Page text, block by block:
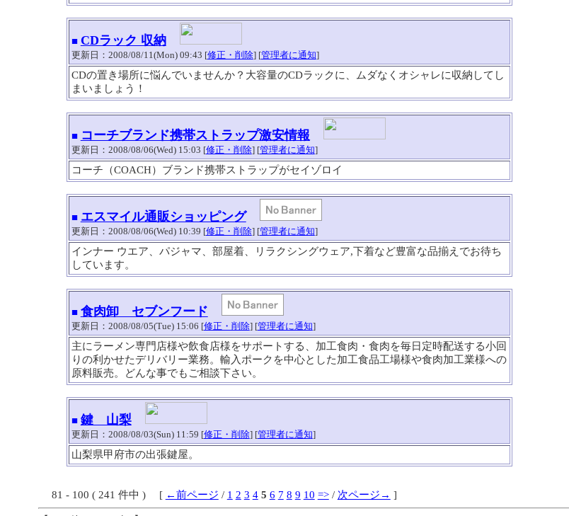
■ CDラック 収納
更新日：2008/08/11(Mon) 09:43 [修正・削除] [管理者に通知]
CDの置き場所に悩んでいませんか？大容量のCDラックに、ムダなくオシャレに収納してし
まいましょう！
■ コーチブランド携帯ストラップ激安情報
更新日：2008/08/06(Wed) 15:03 [修正・削除] [管理者に通知]
コーチ（COACH）ブランド携帯ストラップがセイゾロイ
■ エスマイル通販ショッピング
更新日：2008/08/06(Wed) 10:39 [修正・削除] [管理者に通知]
インナー ウエア、パジャマ、部屋着、リラクシングウェア,下着など豊富な品揃えでお待ち
しています。
■ 食肉卸 セブンフード
更新日：2008/08/05(Tue) 15:06 [修正・削除] [管理者に通知]
主にラーメン専門店様や飲食店様をサポートする、加工食肉・食肉を毎日定時配送する小回
りの利かせたデリバリー業務。輸入ポークを中心とした加工食品工場様や食肉加工業様への
原料販売。どんな事でもご相談下さい。
■ 鍵 山梨
更新日：2008/08/03(Sun) 11:59 [修正・削除] [管理者に通知]
山梨県甲府市の出張鍵屋。
81 - 100 ( 241 件中 ) [ ←前ページ / 1 2 3 4 5 6 7 8 9 10 =>/ 次ページ→ ]